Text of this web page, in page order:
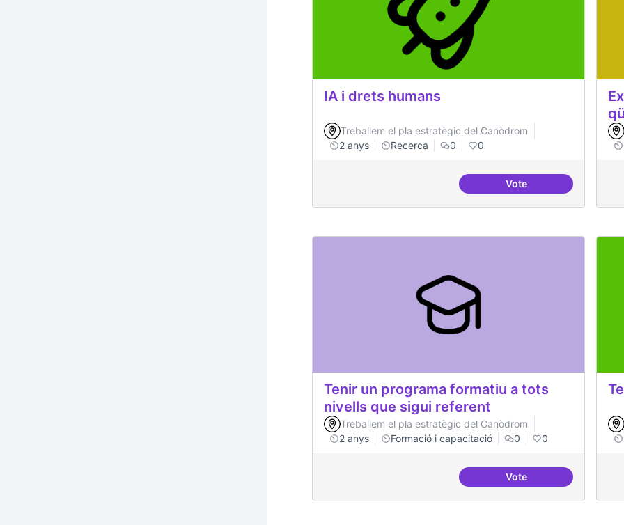
IA i drets humans
Treballem el pla estratègic del Canòdrom
2 anys
Recerca 0 0
VoteIA i drets humans
Tenir un programa formatiu a tots
nivells que sigui referent
Treballem el pla estratègic del Canòdrom
2 anys
Formació i capacitació 0 0
VoteTenir un programa